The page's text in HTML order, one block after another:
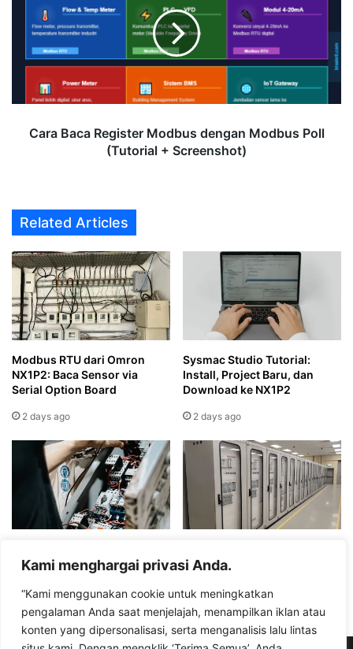
Kami menghargai privasi Anda.
“Kami menggunakan cookie untuk meningkatkan
pengalaman Anda saat menjelajah, menampilkan iklan atau
konten yang dipersonalisasi, serta menganalisis lalu lintas
Modbus
dengan
Modbus
Poll
(Tutorial
+
Cara Baca Register Modbus dengan Modbus Poll
(Tutorial + Screenshot)
Related Articles
Modbus RTU dari Omron
NX1P2: Baca Sensor via
Serial Option Board
2 days ago
Sysmac Studio Tutorial:
Install, Project Baru, dan
Download ke NX1P2
2 days ago
yang Tepat untuk Proyek
Lengkap
3 days ago